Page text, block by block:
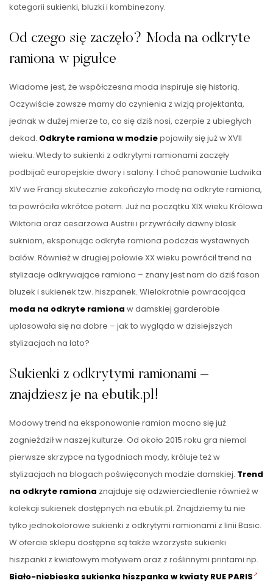
kategorii sukienki, bluzki i kombinezony.
Od czego się zaczęło? Moda na odkryte
ramiona w pigułce
Wiadome jest, że współczesna moda inspiruje się historią.
Oczywiście zawsze mamy do czynienia z wizją projektanta,
jednak w dużej mierze to, co się dziś nosi, czerpie z ubiegłych
dekad. Odkryte ramiona w modziepojawiły się już w XVII
wieku. Wtedy to sukienki z odkrytymi ramionami zaczęły
podbijać europejskie dwory i salony. I choć panowanie Ludwika
XIV we Francji skutecznie zakończyło modę na odkryte ramiona,
ta powróciła wkrótce potem. Już na początku XIX wieku Królowa
Wiktoria oraz cesarzowa Austrii i przywróciły dawny blask
sukniom, eksponując odkryte ramiona podczas wystawnych
balów. Również w drugiej połowie XX wieku powrócił trend na
stylizacje odkrywające ramiona – znany jest nam do dziś fason
bluzek i sukienek tzw. hiszpanek. Wielokrotnie powracająca
moda na odkryte ramiona w damskiej garderobie
uplasowała się na dobre – jak to wygląda w dzisiejszych
stylizacjach na lato?
Sukienki z odkrytymi ramionami –
znajdziesz je na ebutik.pl!
Modowy trend na eksponowanie ramion mocno się już
zagnieździł w naszej kulturze. Od około 2015 roku gra niemal
pierwsze skrzypce na tygodniach mody, króluje też w
stylizacjach na blogach poświęconych modzie damskiej. Trend
na odkryte ramiona znajduje się odzwierciedlenie również w
kolekcji sukienek dostępnych na ebutik.pl. Znajdziemy tu nie
tylko jednokolorowe sukienki z odkrytymi ramionami z linii Basic.
W ofercie sklepu dostępne są także wzorzyste sukienki
hiszpanki z kwiatowym motywem oraz z roślinnymi printami np.
Biało-niebieska sukienka hiszpanka w kwiaty RUE PARIS